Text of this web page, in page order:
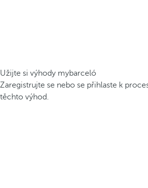
Užijte si výhody mybarceló
Zaregistrujte se nebo se přihlaste k
těchto výhod.